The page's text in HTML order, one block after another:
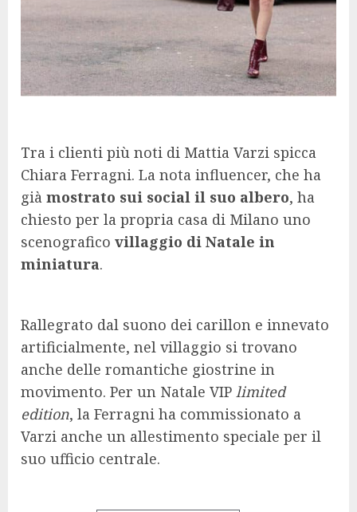
Tra i clienti più noti di Mattia Varzi spicca
Chiara Ferragni. La nota influencer, che ha
già mostrato sui social il suo albero, ha
chiesto per la propria casa di Milano uno
scenografico villaggio di Natale in
miniatura.
Rallegrato dal suono dei carillon e innevato
artificialmente, nel villaggio si trovano
anche delle romantiche giostrine in
movimento. Per un Natale VIP limited
edition, la Ferragni ha commissionato a
Varzi anche un allestimento speciale per il
suo ufficio centrale.